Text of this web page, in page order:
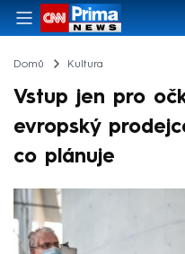
Domů Kultura
Vstup jen pro
evropský
co plánuje